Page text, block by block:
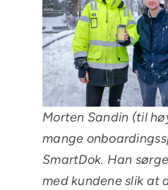
Morten Sandin (til
mange
SmartDok. Han
med kundene slik at